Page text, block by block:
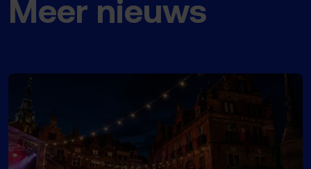
Meer nieuws